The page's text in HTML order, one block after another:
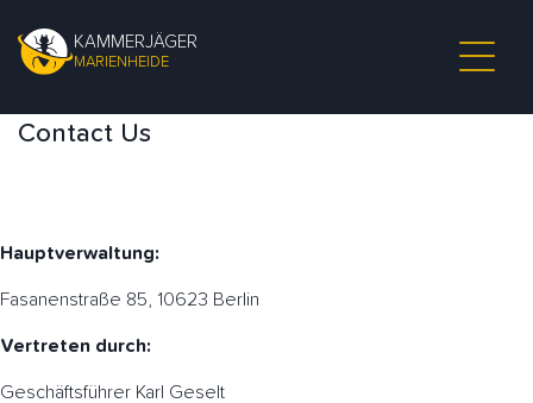
KAMMERJÄGER
MARIENHEIDE
Contact Us
Hauptverwaltung:
Fasanenstraße 85, 10623 Berlin
Vertreten durch:
Geschäftsführer Karl Geselt